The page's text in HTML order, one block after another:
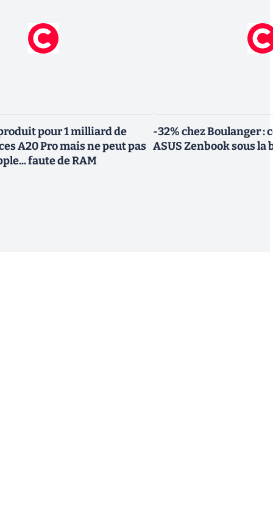
pour 1 milliard de
A20 Pro mais ne peut pas
faute de RAM
-32% chez Boulanger :
ASUS Zenbook sous la